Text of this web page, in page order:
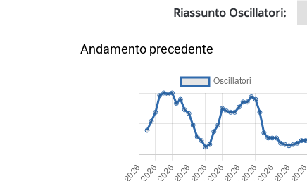
Riassunto Oscillatori:
Andamento precedente